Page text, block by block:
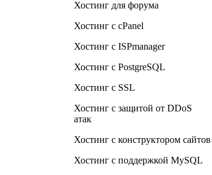
Хостинг для форума
Хостинг с cPanel
Хостинг с ISPmanager
Хостинг с PostgreSQL
Хостинг с SSL
Хостинг с защитой от DDoS
атак
Хостинг с конструктором сайтов
Хостинг с поддержкой MySQL